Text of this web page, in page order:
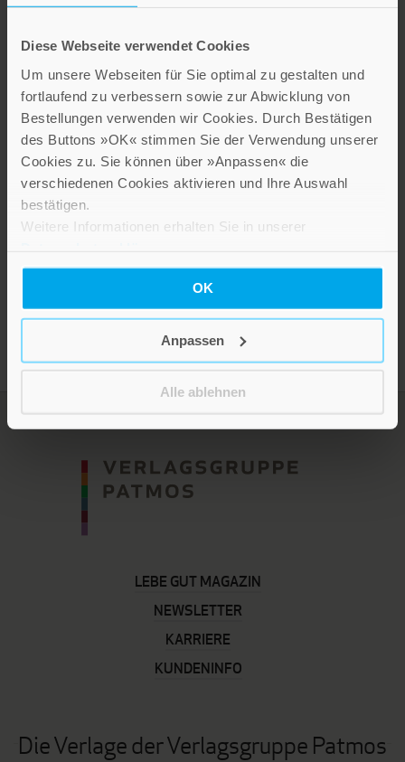
Diese Webseite verwendet Cookies
Um unsere Webseiten für Sie optimal zu gestalten und
fortlaufend zu verbessern sowie zur Abwicklung von
Bestellungen verwenden wir Cookies. Durch Bestätigen
des Buttons »OK« stimmen Sie der Verwendung unserer
Cookies zu. Sie können über »Anpassen« die
verschiedenen Cookies aktivieren und Ihre Auswahl
bestätigen.
Weitere Informationen erhalten Sie in unserer
OK
Anpassen
Alle ablehnen
Kleeblatt
2,80 €
LEBE GUT MAGAZIN
NEWSLETTER
KARRIERE
KUNDENINFO
Die Verlage der Verlagsgruppe Patmos